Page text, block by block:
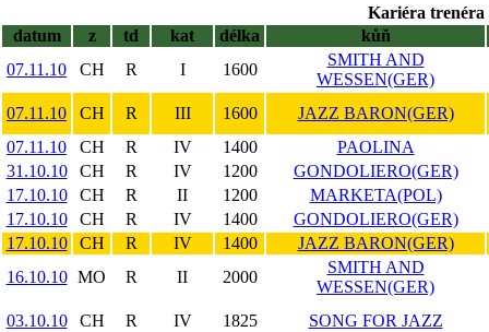
Kariéra trenéra
datum
z td kat délka
kůň
07.11.10
CH R I 1600
SMITH AND
WESSEN(GER)
07.11.10
CH R III 1600
JAZZ BARON(GER)
07.11.10
CH R IV 1400
PAOLINA
31.10.10
CH R IV 1200
GONDOLIERO(GER)
17.10.10
CH R II 1200
MARKETA(POL)
17.10.10
CH R IV 1400
GONDOLIERO(GER)
17.10.10
CH R IV 1400
JAZZ BARON(GER)
16.10.10 MO R II 2000
SMITH AND
WESSEN(GER)
03.10.10
CH R IV 1825
SONG FOR JAZZ